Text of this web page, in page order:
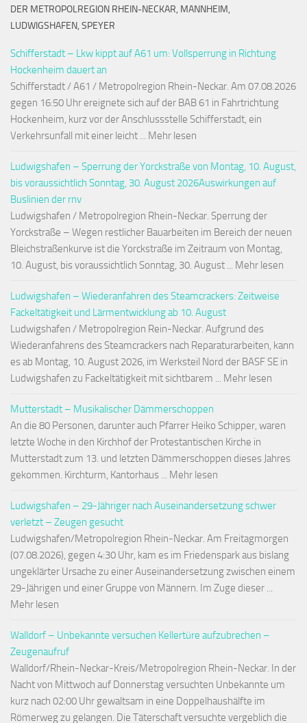
DER METROPOLREGION RHEIN-NECKAR, MANNHEIM,
LUDWIGSHAFEN, SPEYER
Schifferstadt – Lkw kippt auf A61 um: Vollsperrung in Richtung
Hockenheim dauert an
Schifferstadt / A61 / Metropolregion Rhein-Neckar. Am 07.08.2026
gegen 16:50 Uhr ereignete sich auf der BAB 61 in Fahrtrichtung
Hockenheim, kurz vor der Anschlussstelle Schifferstadt, ein
Verkehrsunfall mit einer leicht ... Mehr lesen
Ludwigshafen – Sperrung der Yorckstraße von Montag, 10. August,
bis voraussichtlich Sonntag, 30. August 2026Auswirkungen auf
Buslinien der rnv
Ludwigshafen / Metropolregion Rhein-Neckar. Sperrung der
Yorckstraße – Wegen restlicher Bauarbeiten im Bereich der neuen
Bleichstraßenkurve ist die Yorckstraße im Zeitraum von Montag,
10. August, bis voraussichtlich Sonntag, 30. August ... Mehr lesen
Ludwigshafen – Wiederanfahren des Steamcrackers: Zeitweise
Fackeltätigkeit und Lärmentwicklung ab 10. August
Ludwigshafen / Metropolregion Rein-Neckar. Aufgrund des
Wiederanfahrens des Steamcrackers nach Reparaturarbeiten, kann
es ab Montag, 10. August 2026, im Werksteil Nord der BASF SE in
Ludwigshafen zu Fackeltätigkeit mit sichtbarem ... Mehr lesen
Mutterstadt – Musikalischer Dämmerschoppen
An die 80 Personen, darunter auch Pfarrer Heiko Schipper, waren
letzte Woche in den Kirchhof der Protestantischen Kirche in
Mutterstadt zum 13. und letzten Dämmerschoppen dieses Jahres
gekommen. Kirchturm, Kantorhaus ... Mehr lesen
Ludwigshafen – 29-Jähriger nach Auseinandersetzung schwer
verletzt – Zeugen gesucht
Ludwigshafen/Metropolregion Rhein-Neckar. Am Freitagmorgen
(07.08.2026), gegen 4:30 Uhr, kam es im Friedenspark aus bislang
ungeklärter Ursache zu einer Auseinandersetzung zwischen einem
29-Jährigen und einer Gruppe von Männern. Im Zuge dieser ...
Mehr lesen
Walldorf – Unbekannte versuchen Kellertüre aufzubrechen –
Zeugenaufruf
Walldorf/Rhein-Neckar-Kreis/Metropolregion Rhein-Neckar. In der
Nacht von Mittwoch auf Donnerstag versuchten Unbekannte um
kurz nach 02:00 Uhr gewaltsam in eine Doppelhaushälfte im
Römerweg zu gelangen. Die Täterschaft versuchte vergeblich die